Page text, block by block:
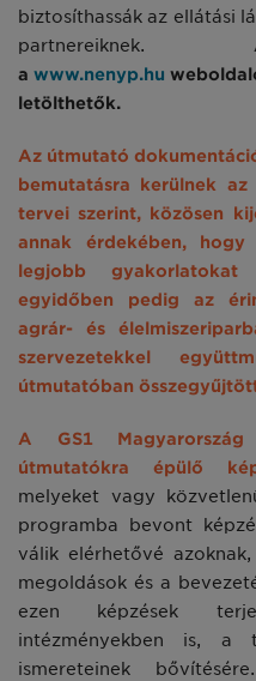
biztosíthassák az ellátási
partnereiknek.
a www.nenyp.hu
letölthetők.
Az útmutató
bemutatásra kerülnek
tervei szerint, közösen
annak érdekében,
legjobb gyakorlatokat
egyidőben pedig az
agrár- és
szervezetekkel
útmutatóban
A GS1
útmutatókra épülő
melyeket vagy
programba bevont
válik elérhetővé
megoldások és a
ezen képzések
intézményekben is, a
ismereteinek